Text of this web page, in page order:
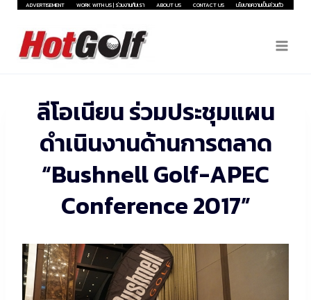
Skip
content
ADVERTISEMENT WORK WITH US | ร่วมงานกับเรา ABOUT US CONTACT US นโยบายความเป็นส่วนตัว
ลีโอเนียน ร่วมประชุมแผน
ดำเนินงานด้านการตลาด
“Bushnell Golf-APEC
Conference 2017”